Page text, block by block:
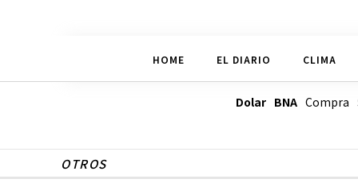
HOME EL DIARIO CLIMA
Dolar BNACompra
OTROS